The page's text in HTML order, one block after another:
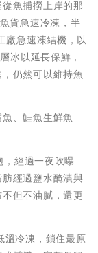
魚捕撈上岸的那
貨急速冷凍，半
廠急速凍結機，以
冰以延長保鮮，
仍然可以維持魚
、鮭魚生鮮魚
經過一夜吹曝
經過鹽水醃漬與
但不油膩，還更
溫冷凍，鎖住最原